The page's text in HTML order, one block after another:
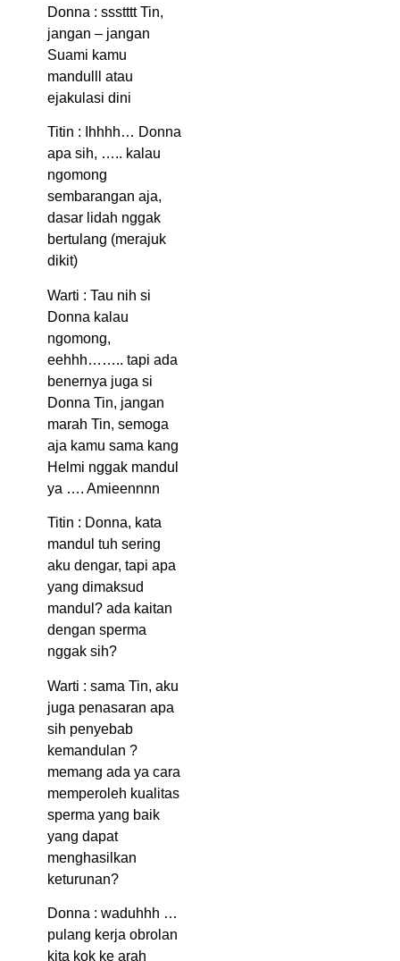
Donna : ssstttt Tin,
jangan – jangan
Suami kamu
mandulll atau
ejakulasi dini
Titin : Ihhhh… Donna
apa sih, ….. kalau
ngomong
sembarangan aja,
dasar lidah nggak
bertulang (merajuk
dikit)
Warti : Tau nih si
Donna kalau
ngomong,
eehhh…….. tapi ada
benernya juga si
Donna Tin, jangan
marah Tin, semoga
aja kamu sama kang
Helmi nggak mandul
ya …. Amieennnn
Titin : Donna, kata
mandul tuh sering
aku dengar, tapi apa
yang dimaksud
mandul? ada kaitan
dengan sperma
nggak sih?
Warti : sama Tin, aku
juga penasaran apa
sih penyebab
kemandulan ?
memang ada ya cara
memperoleh kualitas
sperma yang baik
yang dapat
menghasilkan
keturunan?
Donna : waduhhh …
pulang kerja obrolan
kita kok ke arah